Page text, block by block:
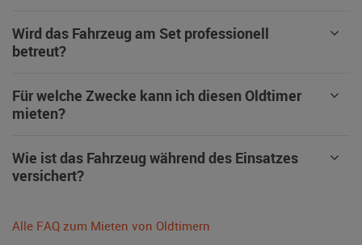
Wird das Fahrzeug am Set professionell
betreut?
Für welche Zwecke kann ich diesen Oldtimer
mieten?
Wie ist das Fahrzeug während des Einsatzes
versichert?
Alle FAQ zum Mieten von Oldtimern